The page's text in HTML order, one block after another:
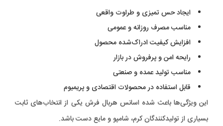
ایجاد حس تمیزی و طراوت واقعی
مناسب مصرف روزانه و عمومی
افزایش کیفیت ادراک‌شده محصول
رایحه امن و پرفروش در بازار
مناسب تولید عمده و صنعتی
قابل استفاده در محصولات اقتصادی و پریمیوم
این ویژگی‌ها باعث شده اسانس هربال فرش یکی از انتخاب‌های ثابت
بسیاری از تولیدکنندگان کرم، شامپو و مایع دست باشد.